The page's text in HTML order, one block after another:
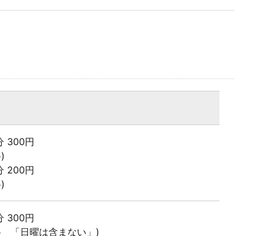
300円
200円
300円
「日曜は含まない」)